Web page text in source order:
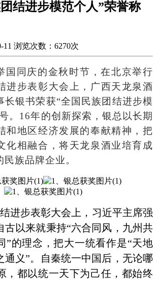
结进步模范个人”荣誉称
11 浏览次数：6270次
国同庆的金秋时节，在北京举行
进步表彰大会上，广西天龙泉酒
长银书荣获“全国民族团结进步模
。16年的创新探索，银总以长期
和地区经济发展的奉献精神，把
化相融合，将天龙泉酒业培育成
族品牌企业。
进步表彰大会上，习近平主席强
古以来就秉持“六合同风，九州共
”的理念，把大一统看作是“天地
通义”。自秦统一中国后，无论哪
，都以统一天下为己任，都始终